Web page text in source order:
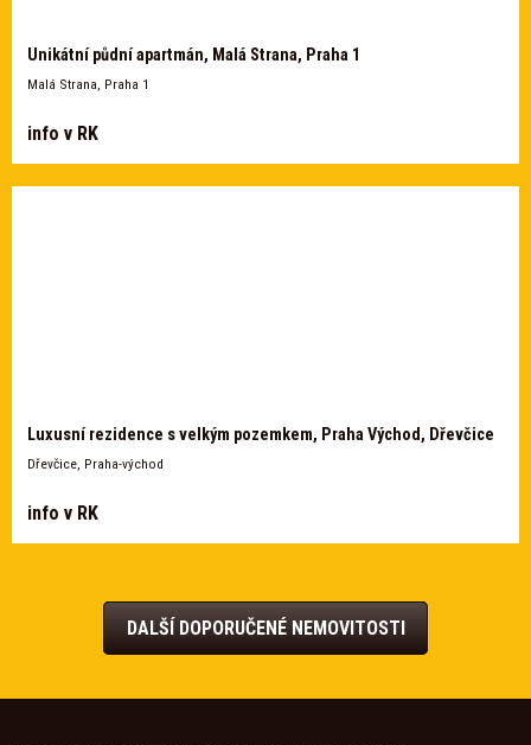
Unikátní půdní apartmán, Malá Strana, Praha 1
Malá Strana, Praha 1
info v RK
Luxusní rezidence s velkým pozemkem, Praha Východ, Dřevčice
Dřevčice, Praha-východ
info v RK
DALŠÍ DOPORUČENÉ NEMOVITOSTI